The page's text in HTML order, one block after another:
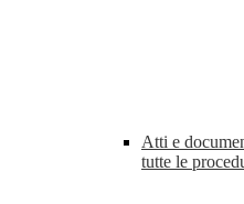
Atti e
tutte le